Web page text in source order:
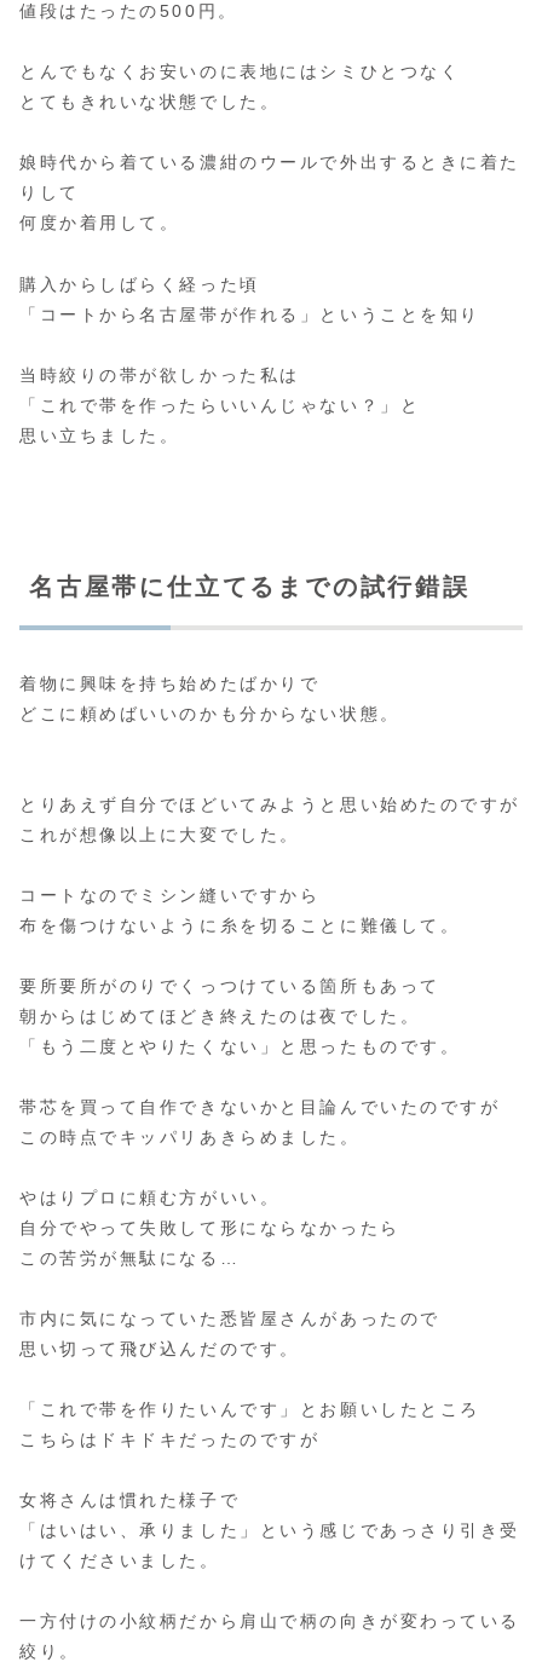
値段はたったの500円。
とんでもなくお安いのに表地にはシミひとつなく
とてもきれいな状態でした。
娘時代から着ている濃紺のウールで外出するときに着た
りして
何度か着用して。
購入からしばらく経った頃
「コートから名古屋帯が作れる」ということを知り
当時絞りの帯が欲しかった私は
「これで帯を作ったらいいんじゃない？」と
思い立ちました。
名古屋帯に仕立てるまでの試行錯誤
着物に興味を持ち始めたばかりで
どこに頼めばいいのかも分からない状態。
とりあえず自分でほどいてみようと思い始めたのですが
これが想像以上に大変でした。
コートなのでミシン縫いですから
布を傷つけないように糸を切ることに難儀して。
要所要所がのりでくっつけている箇所もあって
朝からはじめてほどき終えたのは夜でした。
「もう二度とやりたくない」と思ったものです。
帯芯を買って自作できないかと目論んでいたのですが
この時点でキッパリあきらめました。
やはりプロに頼む方がいい。
自分でやって失敗して形にならなかったら
この苦労が無駄になる…
市内に気になっていた悉皆屋さんがあったので
思い切って飛び込んだのです。
「これで帯を作りたいんです」とお願いしたところ
こちらはドキドキだったのですが
女将さんは慣れた様子で
「はいはい、承りました」という感じであっさり引き受
けてくださいました。
一方付けの小紋柄だから肩山で柄の向きが変わっている
絞り。